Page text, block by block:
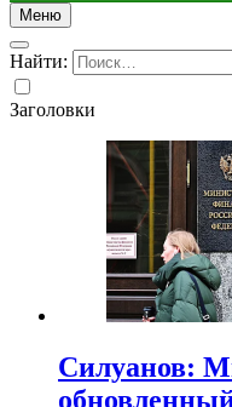
Меню
Найти:
Заголовки
Силуанов: